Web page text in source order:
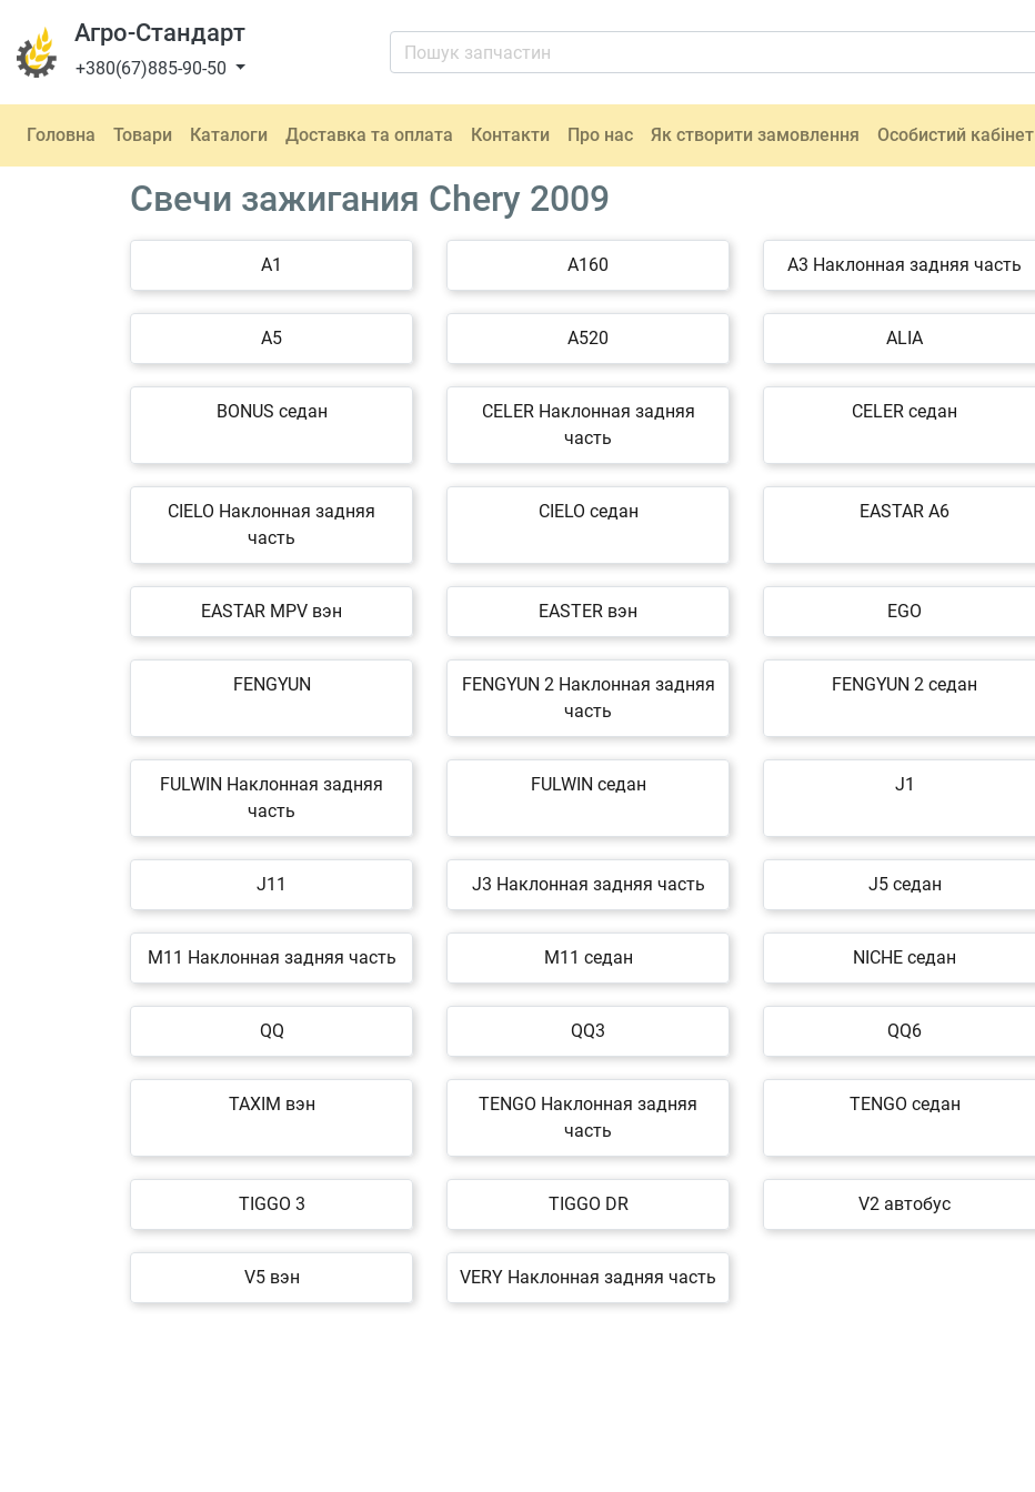
Агро-Стандарт
+380(67)885-90-50
Головна Товари Каталоги Доставка та оплата Контакти Про нас Як створити замовлення Особистий кабінет
Свечи зажигания Chery 2009
A1 A160 A3 Наклонная задняя часть
A5 A520 ALIA
BONUS седан
CELER Наклонная задняя
часть
CELER седан
CIELO Наклонная задняя
часть
CIELO седан EASTAR A6
EASTAR MPV вэн EASTER вэн EGO
FENGYUN
FENGYUN 2 Наклонная задняя
часть
FENGYUN 2 седан
FULWIN Наклонная задняя
часть
FULWIN седан J1
J11 J3 Наклонная задняя часть J5 седан
M11 Наклонная задняя часть M11 седан NICHE седан
QQ QQ3 QQ6
TAXIM вэн
TENGO Наклонная задняя
часть
TENGO седан
TIGGO 3 TIGGO DR V2 автобус
V5 вэн VERY Наклонная задняя часть